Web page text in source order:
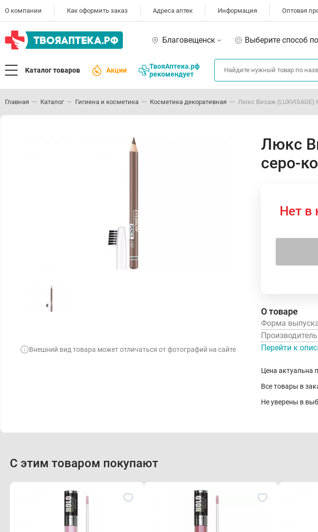
О компании Как оформить заказ Адреса аптек Информация Оптовая
Благовещенск Выберите способ
Каталог товаров Акции
ТвояАптека.рф
рекомендует
Главная Каталог Гигиена и косметика Косметика декоративная Люкс Визаж (LUXVISAGE)
Внешний вид товара может отличаться от фотографий на сайте
Люкс
серо-
Нет в
О товаре
Форма
Производитель
Перейти к
Цена актуальна
Все товары в
Не уверены в
С этим товаром покупают